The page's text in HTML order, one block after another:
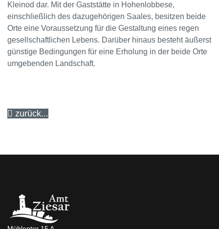
Kleinod dar. Mit der Gaststätte in Hohenlobbese,
einschließlich des dazugehörigen Saales, besitzen beide
Orte eine Voraussetzung für die Gestaltung eines regen
gesellschaftlichen Lebens. Darüber hinaus besteht äußerst
günstige Bedingungen für eine Erholung in der beide Orte
umgebenden Landschaft.
zurück...